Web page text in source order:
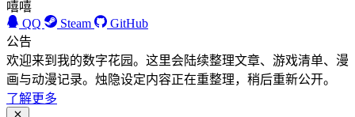
嘻嘻
QQ
Steam
GitHub
公告
欢迎来到我的数字花园。这里会陆续整理文章、游戏清单、漫
画与动漫记录。烛隐设定内容正在重整理，稍后重新公开。
了解更多